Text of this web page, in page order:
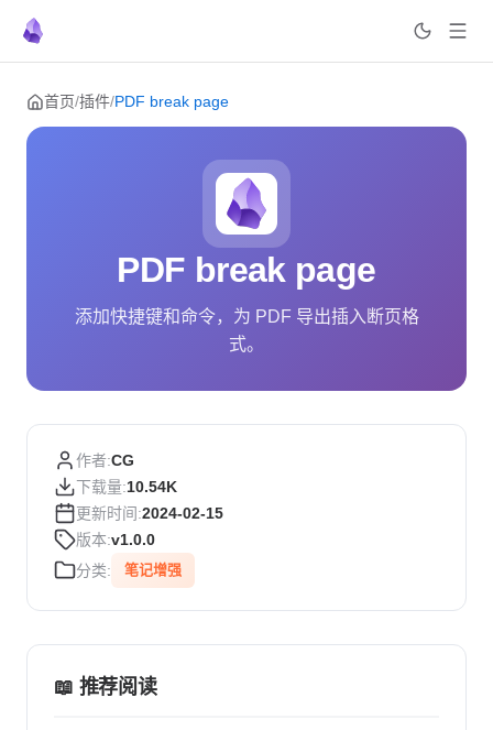
Skip to content
首页/插件/PDF break page
PDF break page
添加快捷键和命令，为 PDF 导出插入断页格
式。
作者:CG
下载量:10.54K
更新时间:2024-02-15
版本:v1.0.0
分类:
笔记增强
📖 推荐阅读